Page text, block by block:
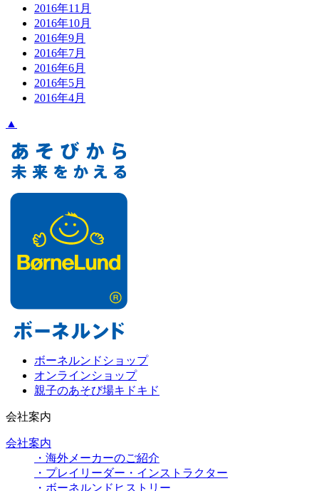
2016年11月
2016年10月
2016年9月
2016年7月
2016年6月
2016年5月
2016年4月
▲
ボーネルンドショップ
オンラインショップ
親子のあそび場キドキド
会社案内
会社案内
・海外メーカーのご紹介
・プレイリーダー・インストラクター
・ボーネルンドヒストリー